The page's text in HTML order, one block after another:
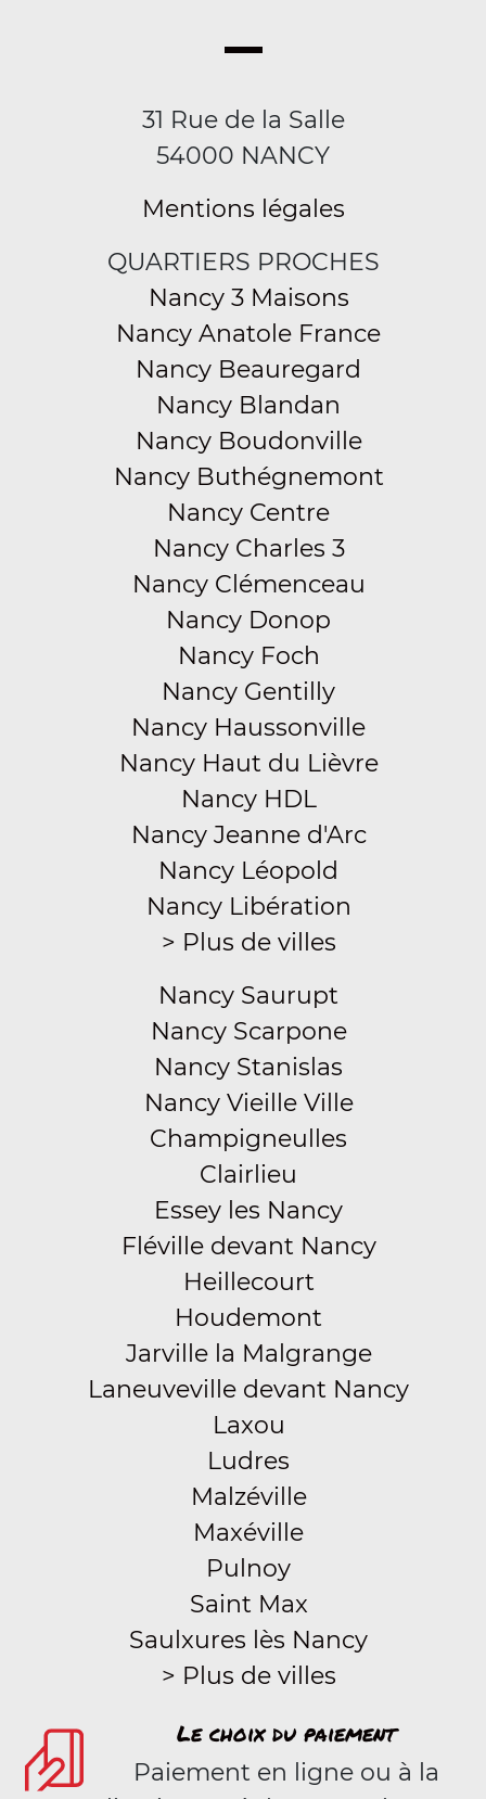
31 Rue de la Salle
54000 NANCY
Mentions légales
QUARTIERS PROCHES
Nancy 3 Maisons
Nancy Anatole France
Nancy Beauregard
Nancy Blandan
Nancy Boudonville
Nancy Buthégnemont
Nancy Centre
Nancy Charles 3
Nancy Clémenceau
Nancy Donop
Nancy Foch
Nancy Gentilly
Nancy Haussonville
Nancy Haut du Lièvre
Nancy HDL
Nancy Jeanne d'Arc
Nancy Léopold
Nancy Libération
> Plus de villes
Nancy Saurupt
Nancy Scarpone
Nancy Stanislas
Nancy Vieille Ville
Champigneulles
Clairlieu
Essey les Nancy
Fléville devant Nancy
Heillecourt
Houdemont
Jarville la Malgrange
Laneuveville devant Nancy
Laxou
Ludres
Malzéville
Maxéville
Pulnoy
Saint Max
Saulxures lès Nancy
> Plus de villes
Le choix du paiement
Paiement en ligne ou à la